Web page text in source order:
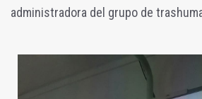
administradora del grupo de